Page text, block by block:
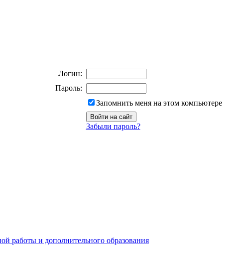
Логин:
Пароль:
Запомнить меня на этом компьютере
Забыли пароль?
работы и дополнительного образования